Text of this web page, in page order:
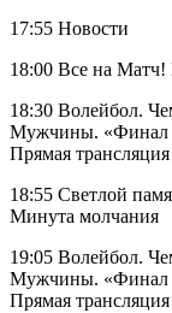
17:55 Новости
18:00 Все на Матч!
18:30 Волейбол.
Мужчины. «Финал
Прямая трансляция
18:55 Светлой
Минута молчания
19:05 Волейбол.
Мужчины. «Финал
Прямая трансляция